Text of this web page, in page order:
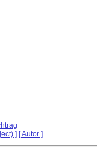
] [ Autor ]